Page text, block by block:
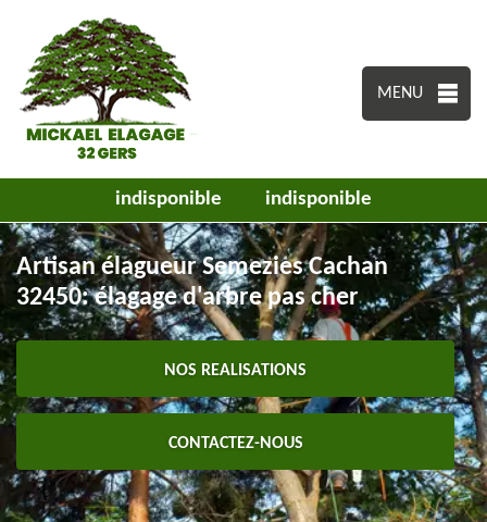
MENU
indisponible indisponible
Artisan élagueur Semezies Cachan
32450: élagage d'arbre pas cher
NOS REALISATIONS
CONTACTEZ-NOUS